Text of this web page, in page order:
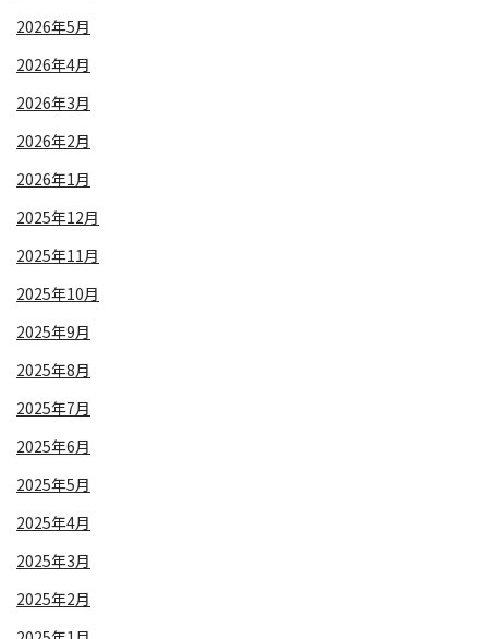
2026年5月
2026年4月
2026年3月
2026年2月
2026年1月
2025年12月
2025年11月
2025年10月
2025年9月
2025年8月
2025年7月
2025年6月
2025年5月
2025年4月
2025年3月
2025年2月